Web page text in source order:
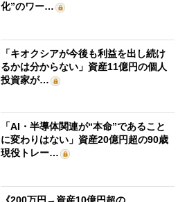
化”のワー…
「キオクシアが今後も利益を出し続け
るかは分からない」資産11億円の個人
投資家が…
「AI・半導体関連が“本命”であること
に変わりはない」資産20億円超の90歳
現役トレー…